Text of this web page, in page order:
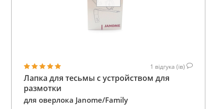
1 відгука (ів)
Лапка для тесьмы с устройством для
размотки
для оверлока Janome/Family